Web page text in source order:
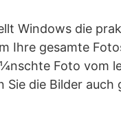
Windows die
Ihre gesamte
Foto vom
die Bilder auch